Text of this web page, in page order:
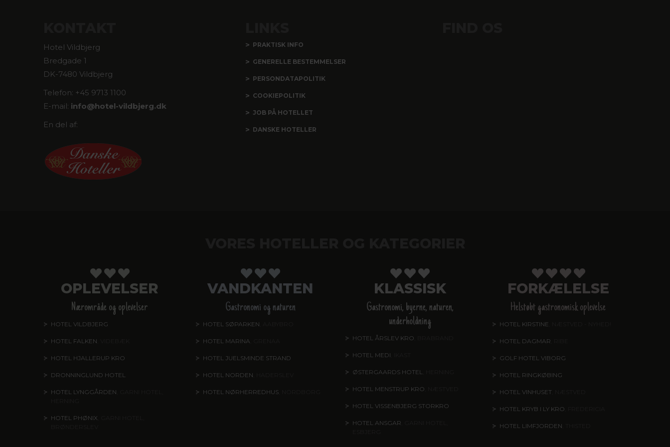
Hotel Vildbjerg
Bredgade 1
DK-7480 Vildbjerg
Telefon: +45 9713 1100
E-mail: info@hotel-vildbjerg.dk
En del af:
PRAKTISK INFO
GENERELLE BESTEMMELSER
PERSONDATAPOLITIK
COOKIEPOLITIK
JOB PÅ HOTELLET
DANSKE HOTELLER
OPLEVELSER
Nærområde og oplevelser
HOTEL VILDBJERG
HOTEL FALKEN
HOTEL HJALLERUP KRO
DRONNINGLUND HOTEL
HOTEL LYNGGÅRDEN
HOTEL PHØNIX
VANDKANTEN
Gastronomi og naturen
HOTEL SØPARKEN
HOTEL MARINA
HOTEL JUELSMINDE STRAND
HOTEL NORDEN
HOTEL NØRHERREDHUS
KLASSISK
Gastronomi, byerne, naturen,
underholdning
HOTEL ÅRSLEV KRO
HOTEL MEDI
ØSTERGAARDS HOTEL
HOTEL MENSTRUP KRO
HOTEL VISSENBJERG STORKRO
HOTEL ANSGAR
FORKÆLELSE
Helstøbt gastronomisk oplevelse
HOTEL KIRSTINE
HOTEL DAGMAR
GOLF HOTEL VIBORG
HOTEL RINGKØBING
HOTEL VINHUSET
HOTEL KRYB I LY KRO
HOTEL LIMFJORDEN